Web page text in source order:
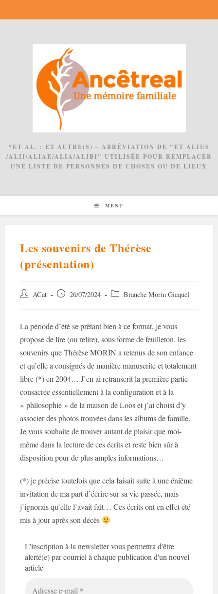
*ET AL. : ET AUTRE(S) – ABRÉVIATION DE "ET ALIUS
/ALII/ALIAE/ALIA/ALIBI" UTILISÉE POUR REMPLACER
UNE LISTE DE PERSONNES DE CHOSES OU DE LIEUX
MENU
Les souvenirs de Thérèse
(présentation)
Auteur/autrice
publication :
ACat
Post 26/07/2024
Post Branche Morin Gicquel
La période d’été se prêtant bien à ce format, je vous
propose de lire (ou relire), sous forme de feuilleton, les
souvenirs que Thérèse MORIN a retenus de son enfance
et qu’elle a consignés de manière manuscrite et totalement
libre (*) en 2004… J’en ai retranscrit la première partie
consacrée essentiellement à la configuration et à la
« philosophie » de la maison de Loos et j’ai choisi d’y
associer des photos trouvées dans les albums de famille.
Je vous souhaite de trouver autant de plaisir que moi-
même dans la lecture de ces écrits et reste bien sûr à
disposition pour de plus amples informations…
(*) je précise toutefois que cela faisait suite à une énième
invitation de ma part d’écrire sur sa vie passée, mais
j’ignorais qu’elle l’avait fait… Ces écrits ont en effet été
mis à jour après son décès
L'inscription à la newsletter vous permettra d'être
alerté(e) par courriel à chaque publication d'un nouvel
article